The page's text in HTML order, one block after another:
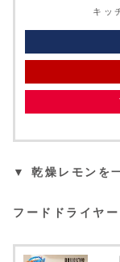
キッ
▼ 乾燥レモンを
フードドライヤー